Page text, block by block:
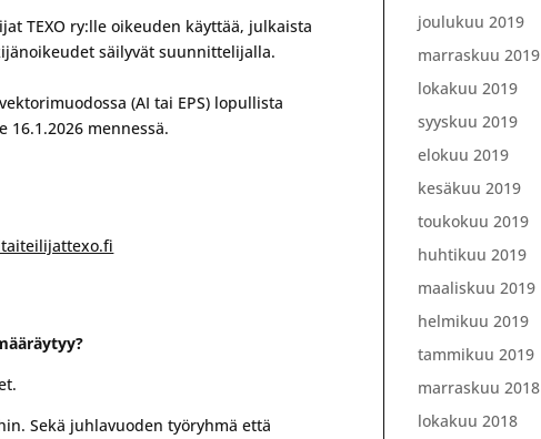
TEXO ry:lle oikeuden käyttää, julkaista
säilyvät suunnittelijalla.
(AI tai EPS) lopullista
mennessä.
Sekä juhlavuoden työryhmä että
joulukuu 2019
marraskuu 2019
lokakuu 2019
syyskuu 2019
elokuu 2019
kesäkuu 2019
toukokuu 2019
huhtikuu 2019
maaliskuu 2019
helmikuu 2019
tammikuu 2019
marraskuu 2018
lokakuu 2018